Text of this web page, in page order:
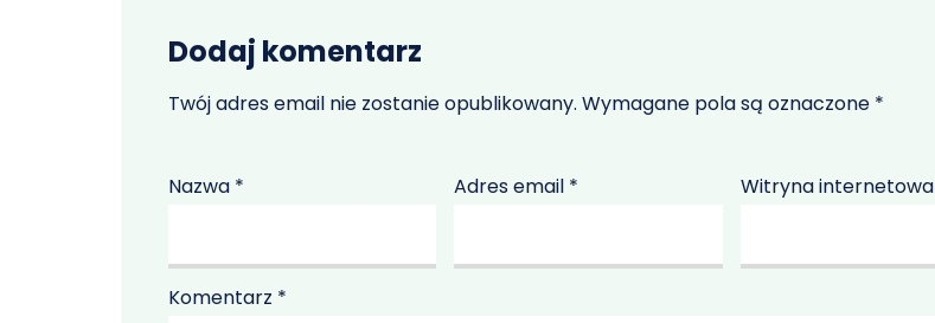
Dodaj komentarz
Twój adres email nie zostanie opublikowany. Wymagane pola są oznaczone *
Nazwa * Adres email * Witryna internetowa
Komentarz *